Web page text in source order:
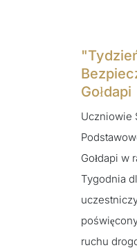
Gołdapi
Uczniowie
Gołdapi w
Tygodnia
ruchu